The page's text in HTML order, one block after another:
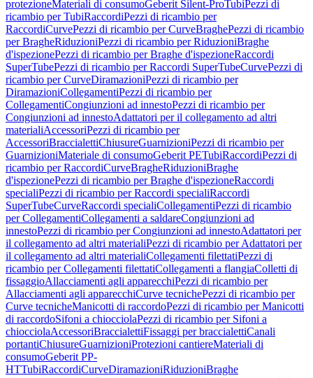
protezioneMateriali di consumoGeberit Silent-ProTubiPezzi di
ricambio per TubiRaccordiPezzi di ricambio per
RaccordiCurvePezzi di ricambio per CurveBraghePezzi di ricambio
per BragheRiduzioniPezzi di ricambio per RiduzioniBraghe
d'ispezionePezzi di ricambio per Braghe d'ispezioneRaccordi
SuperTubePezzi di ricambio per Raccordi SuperTubeCurvePezzi di
ricambio per CurveDiramazioniPezzi di ricambio per
DiramazioniCollegamentiPezzi di ricambio per
CollegamentiCongiunzioni ad innestoPezzi di ricambio per
Congiunzioni ad innestoAdattatori per il collegamento ad altri
materialiAccessoriPezzi di ricambio per
AccessoriBraccialettiChiusureGuarnizioniPezzi di ricambio per
GuarnizioniMateriale di consumoGeberit PETubiRaccordiPezzi di
ricambio per RaccordiCurveBragheRiduzioniBraghe
d'ispezionePezzi di ricambio per Braghe d'ispezioneRaccordi
specialiPezzi di ricambio per Raccordi specialiRaccordi
SuperTubeCurveRaccordi specialiCollegamentiPezzi di ricambio
per CollegamentiCollegamenti a saldareCongiunzioni ad
innestoPezzi di ricambio per Congiunzioni ad innestoAdattatori per
il collegamento ad altri materialiPezzi di ricambio per Adattatori per
il collegamento ad altri materialiCollegamenti filettatiPezzi di
ricambio per Collegamenti filettatiCollegamenti a flangiaColletti di
fissaggioAllacciamenti agli apparecchiPezzi di ricambio per
Allacciamenti agli apparecchiCurve tecnichePezzi di ricambio per
Curve tecnicheManicotti di raccordoPezzi di ricambio per Manicotti
di raccordoSifoni a chiocciolaPezzi di ricambio per Sifoni a
chiocciolaAccessoriBraccialettiFissaggi per braccialettiCanali
portantiChiusureGuarnizioniProtezioni cantiereMateriali di
consumoGeberit PP-
HTTubiRaccordiCurveDiramazioniRiduzioniBraghe